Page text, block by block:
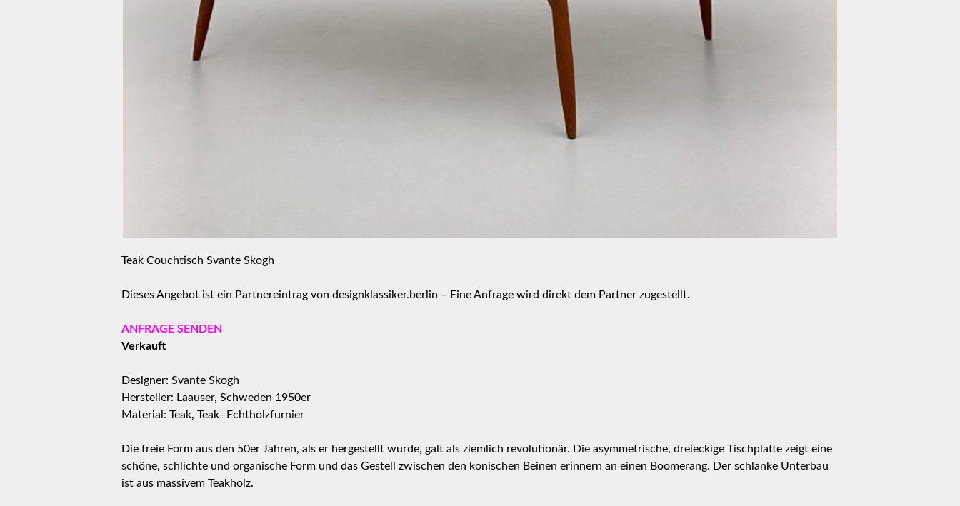
Teak Couchtisch Svante Skogh
Dieses Angebot ist ein Partnereintrag von designklassiker.berlin – Eine Anfrage wird direkt dem Partner zugestellt.
ANFRAGE SENDEN
Verkauft
Designer: Svante Skogh
Hersteller: Laauser, Schweden 1950er
Material: Teak, Teak- Echtholzfurnier
Die freie Form aus den 50er Jahren, als er hergestellt wurde, galt als ziemlich revolutionär. Die asymmetrische, dreieckige Tischplatte zeigt eine
schöne, schlichte und organische Form und das Gestell zwischen den konischen Beinen erinnern an einen Boomerang. Der schlanke Unterbau
ist aus massivem Teakholz.